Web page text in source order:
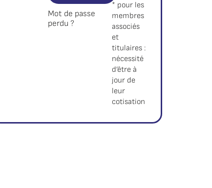
Mot de passe
perdu ?
* pour les
membres
associés
et
titulaires :
nécessité
d’être à
jour de
leur
cotisation